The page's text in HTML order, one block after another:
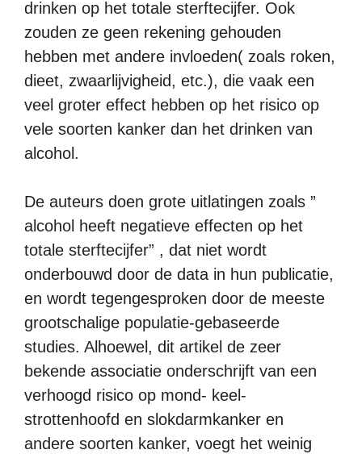
drinken op het totale sterftecijfer. Ook
zouden ze geen rekening gehouden
hebben met andere invloeden( zoals roken,
dieet, zwaarlijvigheid, etc.), die vaak een
veel groter effect hebben op het risico op
vele soorten kanker dan het drinken van
alcohol.
De auteurs doen grote uitlatingen zoals ”
alcohol heeft negatieve effecten op het
totale sterftecijfer” , dat niet wordt
onderbouwd door de data in hun publicatie,
en wordt tegengesproken door de meeste
grootschalige populatie-gebaseerde
studies. Alhoewel, dit artikel de zeer
bekende associatie onderschrijft van een
verhoogd risico op mond- keel-
strottenhoofd en slokdarmkanker en
andere soorten kanker, voegt het weinig